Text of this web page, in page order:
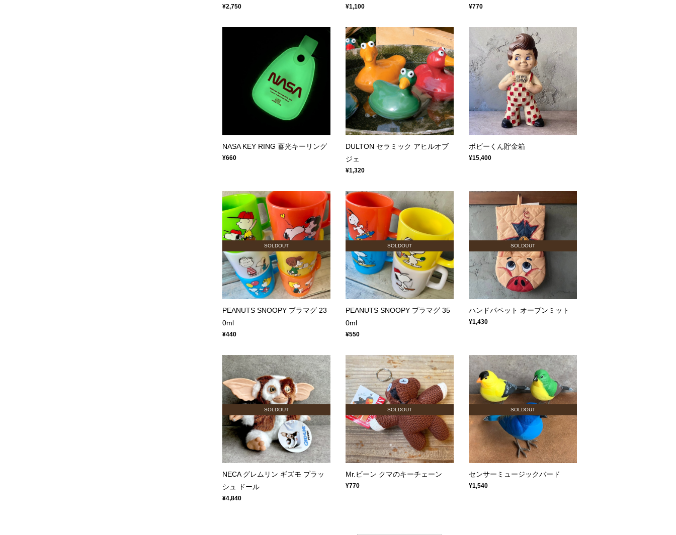
¥2,750 ¥1,100 ¥770
NASA KEY RING 蓄光キーリング
¥660
DULTON セラミック アヒルオブ
ジェ
¥1,320
ボビーくん貯金箱
¥15,400
SOLDOUT
PEANUTS SNOOPY プラマグ 23
0ml
¥440
SOLDOUT
PEANUTS SNOOPY プラマグ 35
0ml
¥550
SOLDOUT
ハンドパペット オーブンミット
¥1,430
SOLDOUT
NECA グレムリン ギズモ プラッ
シュ ドール
¥4,840
SOLDOUT
Mr.ビーン クマのキーチェーン
¥770
SOLDOUT
センサーミュージックバード
¥1,540